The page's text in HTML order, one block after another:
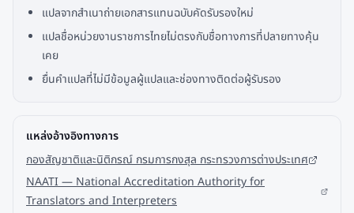
แปลจากสำเนาถ่ายเอกสารแทนฉบับคัดรับรองใหม่
แปลชื่อหน่วยงานราชการไทยไม่ตรงกับชื่อทางการที่ปลายทางคุ้น
เคย
ยื่นคำแปลที่ไม่มีข้อมูลผู้แปลและช่องทางติดต่อผู้รับรอง
แหล่งอ้างอิงทางการ
กองสัญชาติและนิติกรณ์ กรมการกงสุล กระทรวงการต่างประเทศ
NAATI — National Accreditation Authority for
Translators and Interpreters